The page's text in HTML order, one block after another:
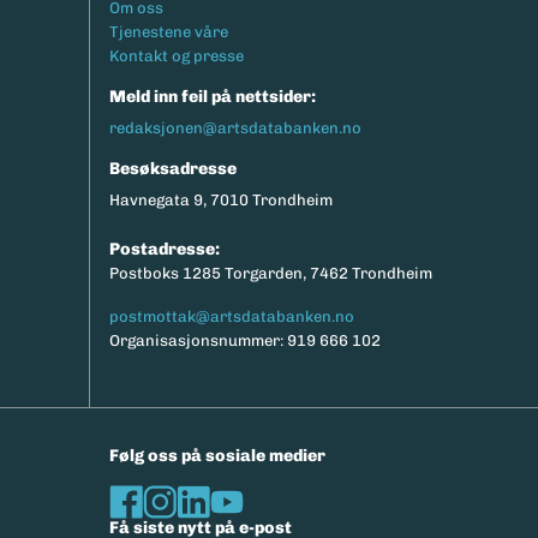
eksport av relevante parametere.
Footermeny
Om oss
Tjenestene våre
Kontakt og presse
Meld inn feil på nettsider:
redaksjonen@artsdatabanken.no
Besøksadresse
Havnegata 9, 7010 Trondheim
Postadresse:
Postboks 1285 Torgarden, 7462 Trondheim
postmottak@artsdatabanken.no
Organisasjonsnummer: 919 666 102
Følg oss på sosiale medier
Få siste nytt på e-post